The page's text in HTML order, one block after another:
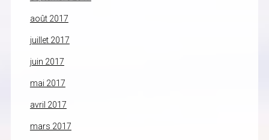
août 2017
juillet 2017
juin 2017
mai 2017
avril 2017
mars 2017